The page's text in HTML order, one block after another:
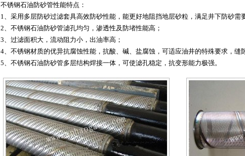
不锈钢石油防砂管性能特点：
1、采用多层防砂过滤套具高效防砂性能，能更好地阻挡地层砂粒，满足井下防砂需
2、不锈钢石油防砂管滤孔均匀，渗透性及防堵性能高；
3、过滤面积大，流动阻力小，出油率高；
4、不锈钢材质的优异抗腐蚀性能，抗酸、碱、盐腐蚀，可适应油井的特殊要求，缝
5、不锈钢石油防砂管多层结构焊接一体，可使滤孔稳定，抗变形能力极强。